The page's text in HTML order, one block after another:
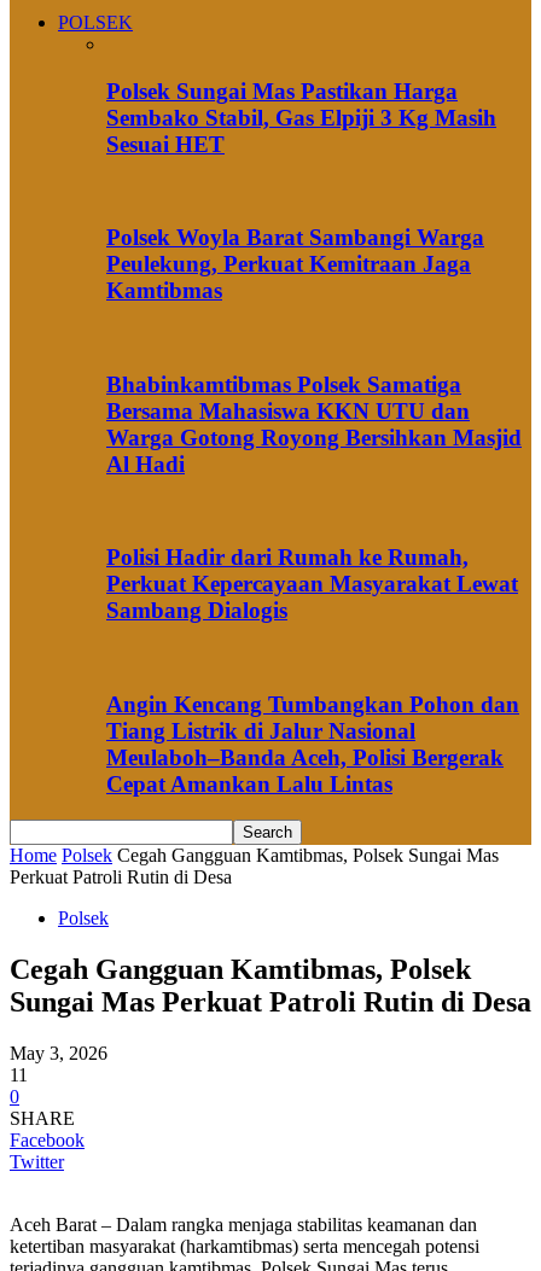
POLSEK
Polsek Sungai Mas Pastikan Harga
Sembako Stabil, Gas Elpiji 3 Kg Masih
Sesuai HET
Polsek Woyla Barat Sambangi Warga
Peulekung, Perkuat Kemitraan Jaga
Kamtibmas
Bhabinkamtibmas Polsek Samatiga
Bersama Mahasiswa KKN UTU dan
Warga Gotong Royong Bersihkan Masjid
Al Hadi
Polisi Hadir dari Rumah ke Rumah,
Perkuat Kepercayaan Masyarakat Lewat
Sambang Dialogis
Angin Kencang Tumbangkan Pohon dan
Tiang Listrik di Jalur Nasional
Meulaboh–Banda Aceh, Polisi Bergerak
Cepat Amankan Lalu Lintas
Home Polsek Cegah Gangguan Kamtibmas, Polsek Sungai Mas
Perkuat Patroli Rutin di Desa
Polsek
Cegah Gangguan Kamtibmas, Polsek
Sungai Mas Perkuat Patroli Rutin di Desa
May 3, 2026
11
0
SHARE
Facebook
Twitter
Aceh Barat – Dalam rangka menjaga stabilitas keamanan dan
ketertiban masyarakat (harkamtibmas) serta mencegah potensi